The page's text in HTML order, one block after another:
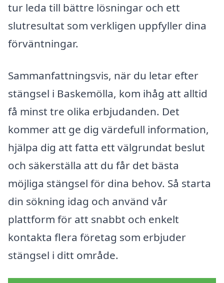
tur leda till bättre lösningar och ett
slutresultat som verkligen uppfyller dina
förväntningar.
Sammanfattningsvis, när du letar efter
stängsel i Baskemölla, kom ihåg att alltid
få minst tre olika erbjudanden. Det
kommer att ge dig värdefull information,
hjälpa dig att fatta ett välgrundat beslut
och säkerställa att du får det bästa
möjliga stängsel för dina behov. Så starta
din sökning idag och använd vår
plattform för att snabbt och enkelt
kontakta flera företag som erbjuder
stängsel i ditt område.